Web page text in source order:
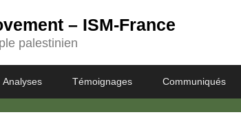
– ISM-France
palestinien
Analyses Témoignages Communiqués